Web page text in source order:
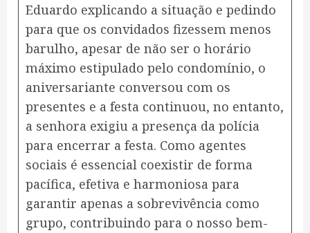
Eduardo explicando a situação e pedindo
para que os convidados fizessem menos
barulho, apesar de não ser o horário
máximo estipulado pelo condomínio, o
aniversariante conversou com os
presentes e a festa continuou, no entanto,
a senhora exigiu a presença da polícia
para encerrar a festa. Como agentes
sociais é essencial coexistir de forma
pacífica, efetiva e harmoniosa para
garantir apenas a sobrevivência como
grupo, contribuindo para o nosso bem-